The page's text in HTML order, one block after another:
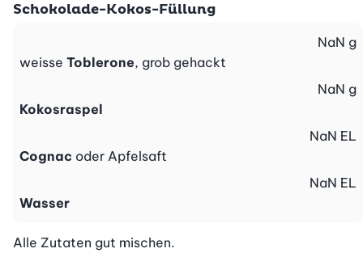
Schokolade-Kokos-Füllung
weisse Toblerone, grob gehackt
NaN g
Kokosraspel
NaN g
Cognac oder Apfelsaft
NaN EL
Wasser
NaN EL
Alle Zutaten gut mischen.